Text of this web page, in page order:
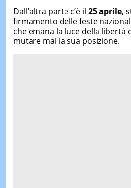
Dall’altra parte c’è il 25 aprile,
firmamento delle feste
che emana la luce della libertà
mutare mai la sua posizione.